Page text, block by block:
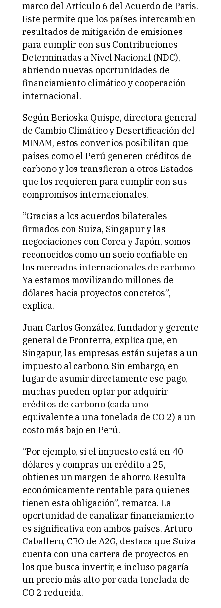
marco del Artículo 6 del Acuerdo de París.
Este permite que los países intercambien
resultados de mitigación de emisiones
para cumplir con sus Contribuciones
Determinadas a Nivel Nacional (NDC),
abriendo nuevas oportunidades de
financiamiento climático y cooperación
internacional.
Según Berioska Quispe, directora general
de Cambio Climático y Desertificación del
MINAM, estos convenios posibilitan que
países como el Perú generen créditos de
carbono y los transfieran a otros Estados
que los requieren para cumplir con sus
compromisos internacionales.
“Gracias a los acuerdos bilaterales
firmados con Suiza, Singapur y las
negociaciones con Corea y Japón, somos
reconocidos como un socio confiable en
los mercados internacionales de carbono.
Ya estamos movilizando millones de
dólares hacia proyectos concretos”,
explica.
Juan Carlos González, fundador y gerente
general de Fronterra, explica que, en
Singapur, las empresas están sujetas a un
impuesto al carbono. Sin embargo, en
lugar de asumir directamente ese pago,
muchas pueden optar por adquirir
créditos de carbono (cada uno
equivalente a una tonelada de CO 2) a un
costo más bajo en Perú.
“Por ejemplo, si el impuesto está en 40
dólares y compras un crédito a 25,
obtienes un margen de ahorro. Resulta
económicamente rentable para quienes
tienen esta obligación”, remarca. La
oportunidad de canalizar financiamiento
es significativa con ambos países. Arturo
Caballero, CEO de A2G, destaca que Suiza
cuenta con una cartera de proyectos en
los que busca invertir, e incluso pagaría
un precio más alto por cada tonelada de
CO 2 reducida.